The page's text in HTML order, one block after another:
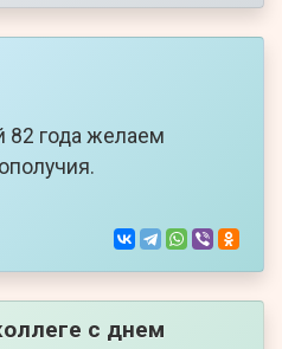
82 года желаем
с днем